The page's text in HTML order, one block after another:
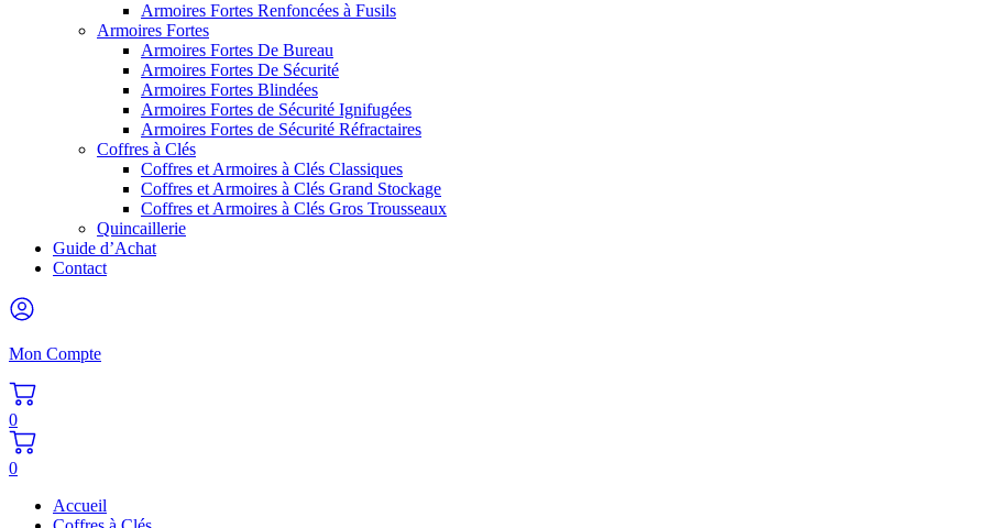
Armoires Fortes Renfoncées à Fusils
Armoires Fortes
Armoires Fortes De Bureau
Armoires Fortes De Sécurité
Armoires Fortes Blindées
Armoires Fortes de Sécurité Ignifugées
Armoires Fortes de Sécurité Réfractaires
Coffres à Clés
Coffres et Armoires à Clés Classiques
Coffres et Armoires à Clés Grand Stockage
Coffres et Armoires à Clés Gros Trousseaux
Quincaillerie
Guide d’Achat
Contact
Mon Compte
0
0
Accueil